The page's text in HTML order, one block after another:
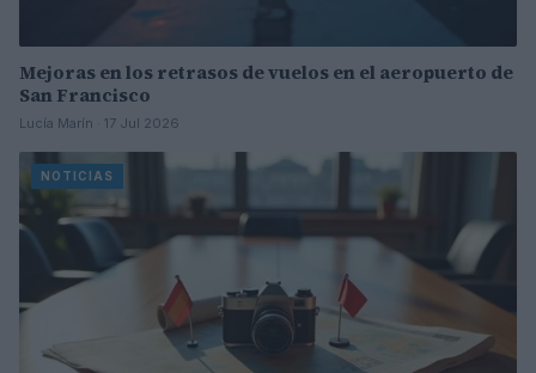
Mejoras en los retrasos de vuelos en el aeropuerto de
San Francisco
Lucía Marín · 17 Jul 2026
NOTICIAS